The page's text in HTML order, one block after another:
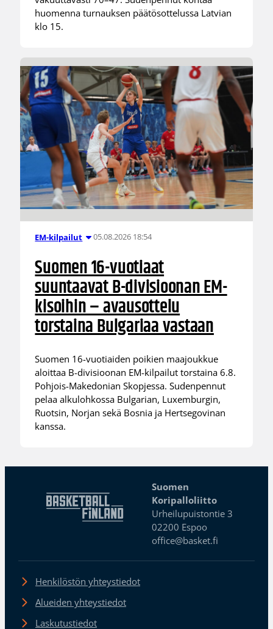
huomenna turnauksen päätösottelussa Latvian
klo 15.
EM-kilpailut 05.08.2026 18:54
Suomen 16-vuotiaat
suuntaavat B-divisioonan EM-
kisoihin – avausottelu
torstaina Bulgariaa vastaan
Suomen 16-vuotiaiden poikien maajoukkue
aloittaa B-divisioonan EM-kilpailut torstaina 6.8.
Pohjois-Makedonian Skopjessa. Sudenpennut
pelaa alkulohkossa Bulgarian, Luxemburgin,
Ruotsin, Norjan sekä Bosnia ja Hertsegovinan
kanssa.
Suomen
Koripalloliitto
Urheilupuistontie 3
02200 Espoo
office@basket.fi
Henkilöstön yhteystiedot
Alueiden yhteystiedot
Laskutustiedot